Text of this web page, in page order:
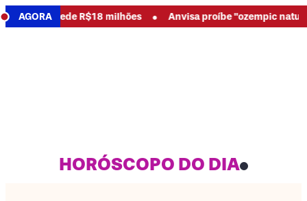
AGORA
e pede R$18 milhões • Anvisa proíbe "ozempic natural"
HORÓSCOPO DO DIA